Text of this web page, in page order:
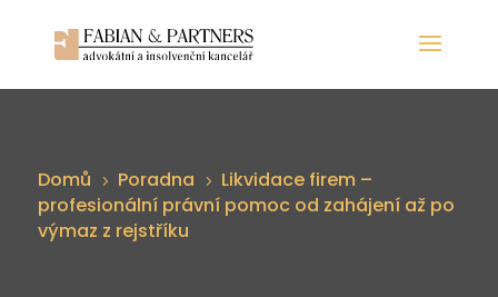
Domů 5 Poradna 5
Likvidace firem –
profesionální právní pomoc od zahájení až po
výmaz z rejstříku